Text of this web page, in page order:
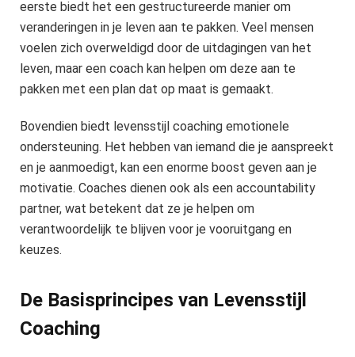
eerste biedt het een gestructureerde manier om
veranderingen in je leven aan te pakken. Veel mensen
voelen zich overweldigd door de uitdagingen van het
leven, maar een coach kan helpen om deze aan te
pakken met een plan dat op maat is gemaakt.
Bovendien biedt levensstijl coaching emotionele
ondersteuning. Het hebben van iemand die je aanspreekt
en je aanmoedigt, kan een enorme boost geven aan je
motivatie. Coaches dienen ook als een accountability
partner, wat betekent dat ze je helpen om
verantwoordelijk te blijven voor je vooruitgang en
keuzes.
De Basisprincipes van Levensstijl
Coaching